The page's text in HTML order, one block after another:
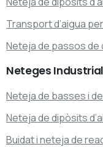
Transport d’aigua
Neteja de passos
Neteges
Neteja de basses i
Neteja de dipòsits
Buidat i neteja de